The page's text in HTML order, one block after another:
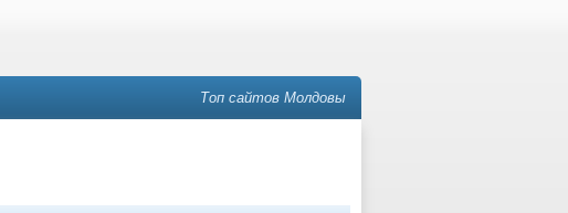
Топ сайтов Молдовы